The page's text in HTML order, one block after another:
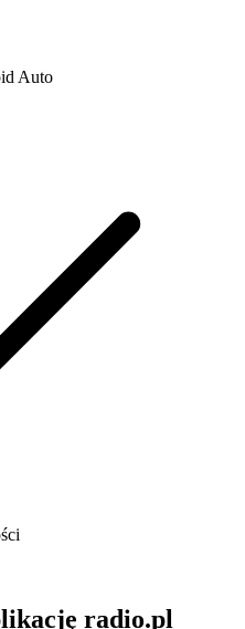
Auto
radio.pl